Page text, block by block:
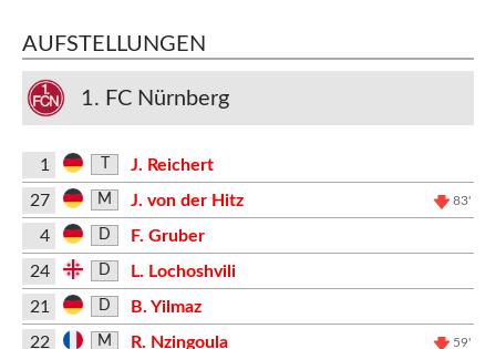
AUFSTELLUNGEN
1. FC Nürnberg
1
J. Reichert
27
M J. von der Hitz 83'
4 D
F. Gruber
24
D
L. Lochoshvili
21
D
B. Yilmaz
22
M R. Nzingoula 59'